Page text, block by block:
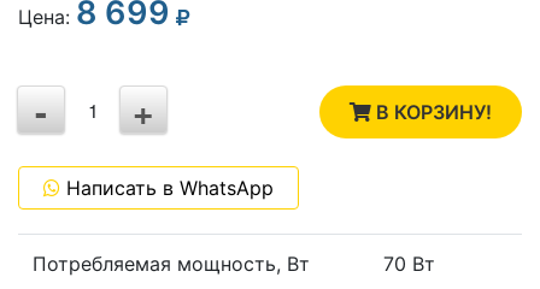
Цена: 8 699
3
1
-1
+
- В КОРЗИНУ!
Написать в WhatsApp
Потребляемая мощность, Вт 70 Вт